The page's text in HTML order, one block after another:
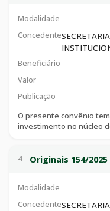
Modalidade
Concedente
Beneficiário
Valor
Publicação
O presente convênio
investimento no núcleo
técnicas e objetivos
4 Originais 154/2025
Modalidade
Concedente